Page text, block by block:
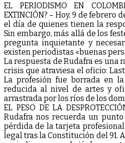
EL PERIODISMO EN
EXTINCIÓN? – Hoy, 9 de febrero
el día de quienes tienen la
Sin embargo, más allá de los
pregunta inquietante y
existen periodistas «buenas
La respuesta de Rudafra es una
crisis que atraviesa el oficio:
La profesión fue borrada en
reducida al nivel de artes y
arrastrada por los ríos de los
EL PESO DE LA
Rudafra nos recuerda un
pérdida de la tarjeta
legal tras la Constitución del 91.